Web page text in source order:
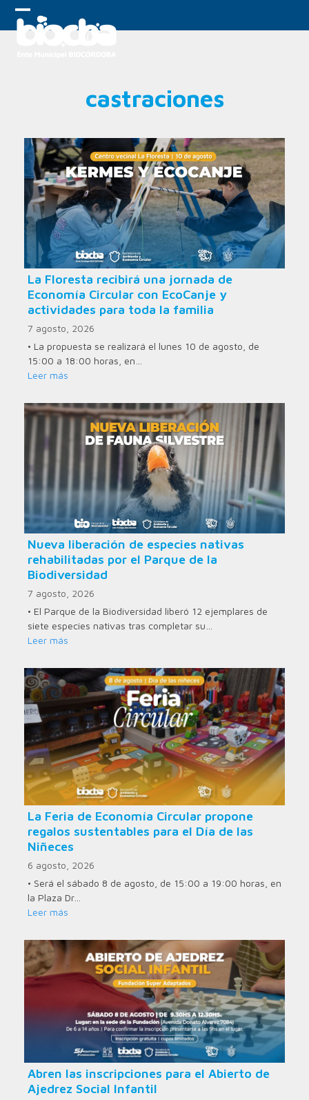
Skip
Open
Close
castraciones
La Floresta recibirá una jornada de
Economía Circular con EcoCanje y
actividades para toda la familia
7 agosto, 2026
• La propuesta se realizará el lunes 10 de agosto, de
15:00 a 18:00 horas, en…
Leer más
Nueva liberación de especies nativas
rehabilitadas por el Parque de la
Biodiversidad
7 agosto, 2026
• El Parque de la Biodiversidad liberó 12 ejemplares de
siete especies nativas tras completar su…
Leer más
La Feria de Economía Circular propone
regalos sustentables para el Día de las
Niñeces
6 agosto, 2026
• Será el sábado 8 de agosto, de 15:00 a 19:00 horas, en
la Plaza Dr…
Leer más
Abren las inscripciones para el Abierto de
Ajedrez Social Infantil